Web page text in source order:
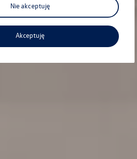
Nie akceptuję
Akceptuję